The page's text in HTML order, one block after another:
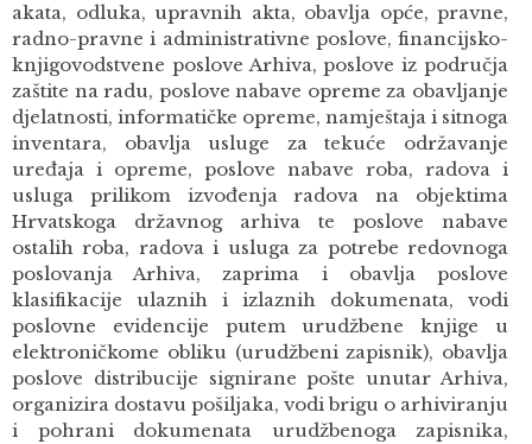
akata, odluka, upravnih akta, obavlja opće, pravne,
radno-pravne i administrativne poslove, financijsko-
knjigovodstvene poslove Arhiva, poslove iz područja
zaštite na radu, poslove nabave opreme za obavljanje
djelatnosti, informatičke opreme, namještaja i sitnoga
inventara, obavlja usluge za tekuće održavanje
uređaja i opreme, poslove nabave roba, radova i
usluga prilikom izvođenja radova na objektima
Hrvatskoga državnog arhiva te poslove nabave
ostalih roba, radova i usluga za potrebe redovnoga
poslovanja Arhiva, zaprima i obavlja poslove
klasifikacije ulaznih i izlaznih dokumenata, vodi
poslovne evidencije putem urudžbene knjige u
elektroničkome obliku (urudžbeni zapisnik), obavlja
poslove distribucije signirane pošte unutar Arhiva,
organizira dostavu pošiljaka, vodi brigu o arhiviranju
i pohrani dokumenata urudžbenoga zapisnika,